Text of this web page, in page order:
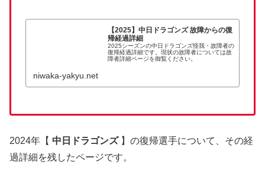
【2025】中日ドラゴンズ 故障からの復
帰経過詳細
2025シーズンの中日ドラゴンズ怪我・故障者の
復帰経過詳細です。現状の故障者については故
障者詳細ページを御覧ください。
niwaka-yakyu.net
2024年【 中日ドラゴンズ】の復帰選手について、その経
過詳細を残したページです。